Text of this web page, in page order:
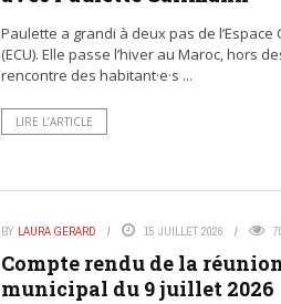
Paulette a grandi à deux pas de l’Espace
(ECU). Elle passe l’hiver au Maroc, hors
rencontre des habitant·e·s ...
LIRE L’ARTICLE
BY LAURA GERARD 15 JUILLET 2026
Compte rendu de la
municipal du 9 juillet 2026